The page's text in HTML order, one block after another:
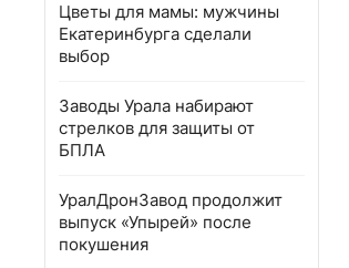
Цветы для мамы: мужчины
Екатеринбурга сделали
выбор
Заводы Урала набирают
стрелков для защиты от
БПЛА
УралДронЗавод продолжит
выпуск «Упырей» после
покушения